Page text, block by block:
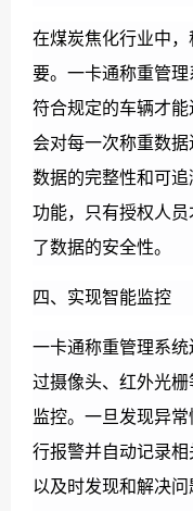
在煤炭焦化行业中
要。一卡通称重管
符合规定的车辆才
会对每一次称重数
数据的完整性和可
功能，只有授权人
了数据的安全性。
四、实现智能监控
一卡通称重管理系
过摄像头、红外光
监控。一旦发现异
行报警并自动记录
以及时发现和解决问